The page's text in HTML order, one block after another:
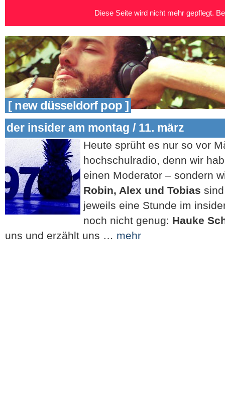
[ new düsseldorf pop ]
der insider am montag / 11. märz
Heute sprüht es nur so vor
hochschulradio, denn wir
einen Moderator – sondern
Robin, Alex und Tobias
jeweils eine Stunde im
noch nicht genug: Hauke
uns und erzählt uns … mehr
Diese Seite wird nicht mehr gepflegt.